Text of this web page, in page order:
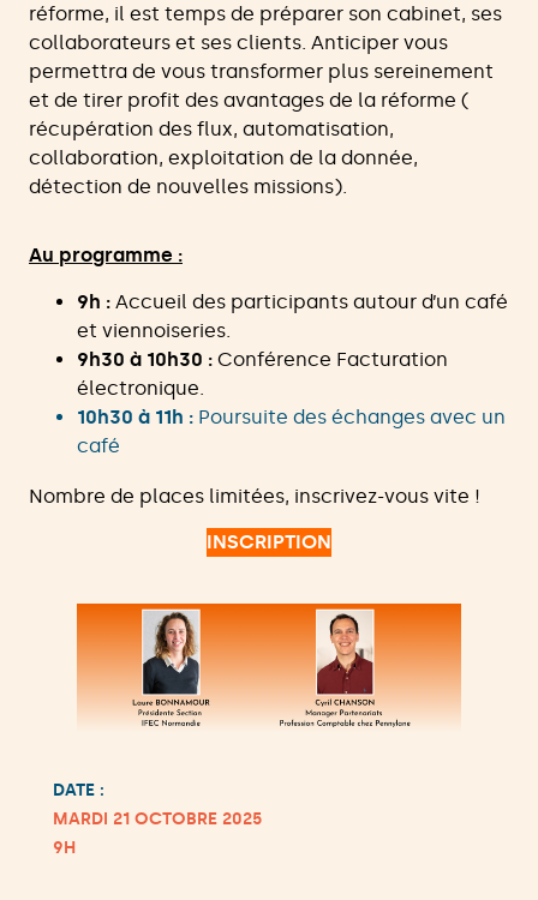
réforme, il est temps de préparer son cabinet, ses
collaborateurs et ses clients. Anticiper vous
permettra de vous transformer plus sereinement
et de tirer profit des avantages de la réforme (
récupération des flux, automatisation,
collaboration, exploitation de la donnée,
détection de nouvelles missions).
Au programme :
9h : Accueil des participants autour d’un café
et viennoiseries.
9h30 à 10h30 : Conférence Facturation
électronique.
10h30 à 11h : Poursuite des échanges avec un
café
Nombre de places limitées, inscrivez-vous vite !
INSCRIPTION
DATE :
MARDI 21 OCTOBRE 2025
9H